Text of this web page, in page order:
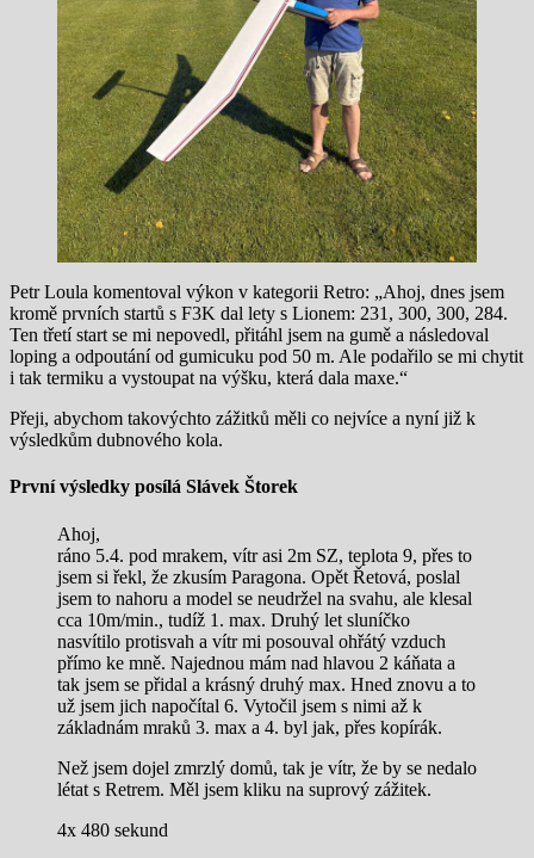
Petr Loula komentoval výkon v kategorii Retro: „Ahoj, dnes jsem
kromě prvních startů s F3K dal lety s Lionem: 231, 300, 300, 284.
Ten třetí start se mi nepovedl, přitáhl jsem na gumě a následoval
loping a odpoutání od gumicuku pod 50 m. Ale podařilo se mi chytit
i tak termiku a vystoupat na výšku, která dala maxe.“
Přeji, abychom takovýchto zážitků měli co nejvíce a nyní již k
výsledkům dubnového kola.
První výsledky posílá Slávek Štorek
Ahoj,
ráno 5.4. pod mrakem, vítr asi 2m SZ, teplota 9, přes to
jsem si řekl, že zkusím Paragona. Opět Řetová, poslal
jsem to nahoru a model se neudržel na svahu, ale klesal
cca 10m/min., tudíž 1. max. Druhý let sluníčko
nasvítilo protisvah a vítr mi posouval ohřátý vzduch
přímo ke mně. Najednou mám nad hlavou 2 káňata a
tak jsem se přidal a krásný druhý max. Hned znovu a to
už jsem jich napočítal 6. Vytočil jsem s nimi až k
základnám mraků 3. max a 4. byl jak, přes kopírák.
Než jsem dojel zmrzlý domů, tak je vítr, že by se nedalo
létat s Retrem. Měl jsem kliku na suprový zážitek.
4x 480 sekund